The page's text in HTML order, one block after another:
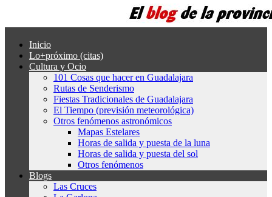
Inicio
Lo+próximo (citas)
Cultura y Ocio
101 Cosas que hacer en Guadalajara
Rutas de Senderismo
Fiestas Tradicionales de Guadalajara
El Tiempo (previsión meteorológica)
Otros fenómenos astronómicos
Mapas Estelares
Horas de salida y puesta de la luna
Horas de salida y puesta del sol
Otros fenómenos
Blogs
Las Cruces